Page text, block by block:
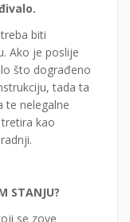
biti
Ako je poslije
što dograđeno
tada ta
te nelegalne
kao
STANJU?
se zove